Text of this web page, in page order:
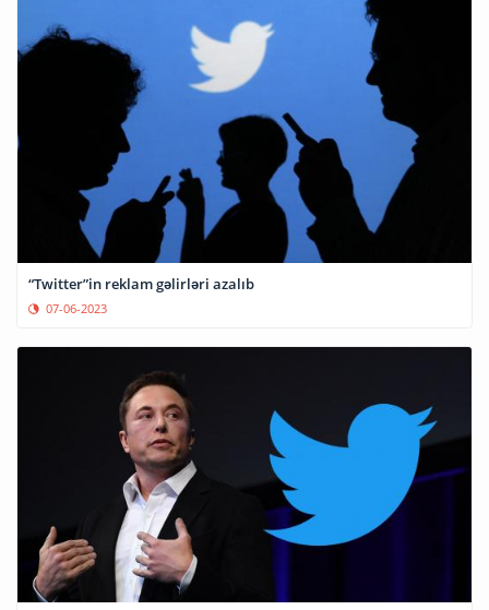
“Twitter”in reklam gəlirləri azalıb
07-06-2023